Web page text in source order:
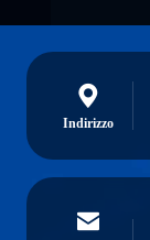
Indirizzo